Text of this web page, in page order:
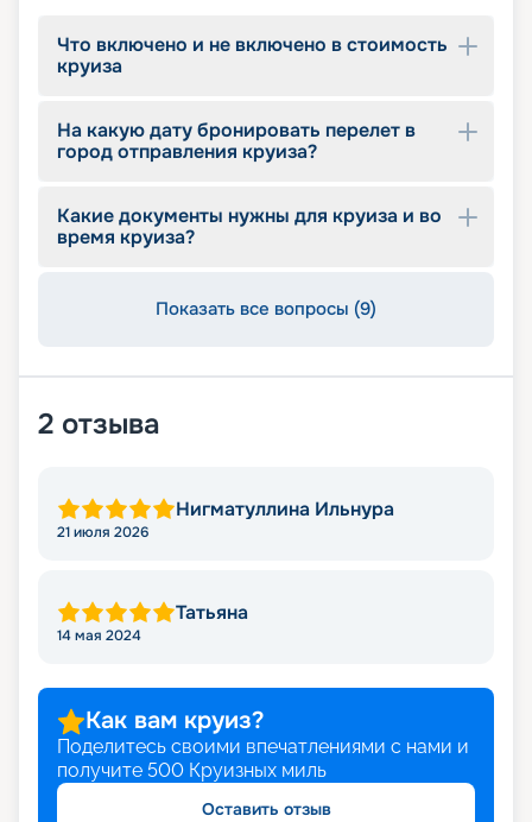
Что включено и не включено в стоимость
круиза
На какую дату бронировать перелет в
город отправления круиза?
Какие документы нужны для круиза и во
время круиза?
Показать все вопросы (9)
2 отзыва
Нигматуллина Ильнура
21 июля 2026
Татьяна
14 мая 2024
Как вам круиз?
Поделитесь своими впечатлениями с нами и
получите 500 Круизных миль
Оставить отзыв